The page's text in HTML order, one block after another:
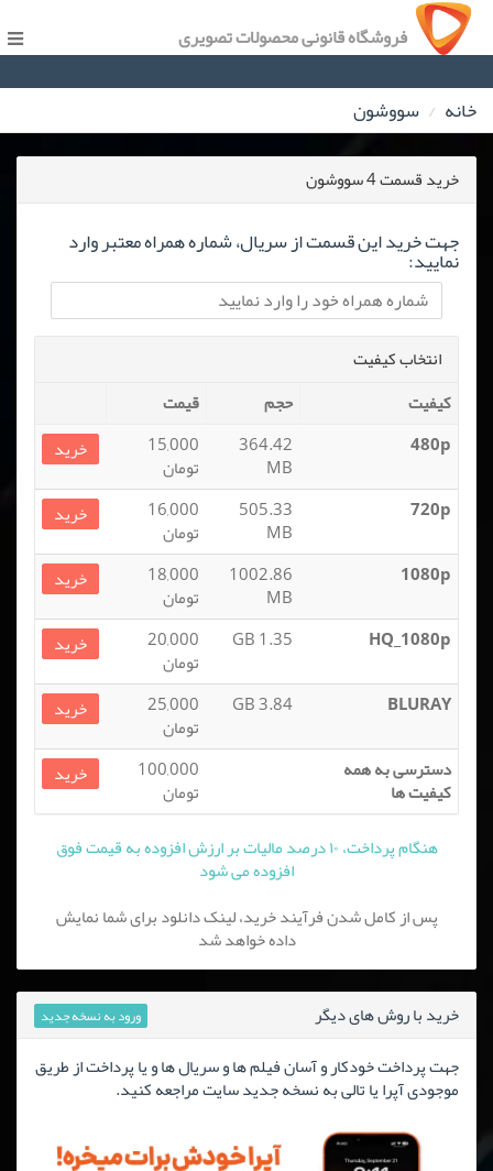
فروشگاه قانونی محصولات تصویری
خانه سووشون
خرید قسمت 4 سووشون
جهت خرید این قسمت از سریال، شماره همراه معتبر وارد
نمایید:
انتخاب کیفیت
کیفیت
حجم
قیمت
480p
364.42
MB
15,000
تومان
خرید
720p
505.33
MB
16,000
تومان
خرید
1080p
1002.86
MB
18,000
تومان
خرید
HQ_1080p
1.35 GB
20,000
تومان
خرید
BLURAY
3.84 GB
25,000
تومان
خرید
دسترسی به همه
کیفیت ها
100,000
تومان
خرید
هنگام پرداخت، ۱۰ درصد مالیات بر ارزش افزوده به قیمت فوق
افزوده می شود
پس از کامل شدن فرآیند خرید، لینک دانلود برای شما نمایش
داده خواهد شد
خرید با روش های دیگر ورود به نسخه جدید
جهت پرداخت خودکار و آسان فیلم ها و سریال ها و یا پرداخت از طریق
موجودی آپرا یا تالی به نسخه جدید سایت مراجعه کنید.